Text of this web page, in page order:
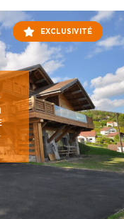
EXCLUSIVITÉ